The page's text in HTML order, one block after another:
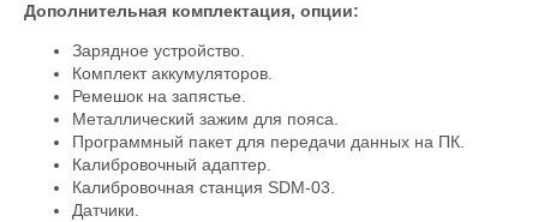
Дополнительная комплектация, опции:
Зарядное устройство.
Комплект аккумуляторов.
Ремешок на запястье.
Металлический зажим для пояса.
Программный пакет для передачи данных на ПК.
Калибровочный адаптер.
Калибровочная станция SDM-03.
Датчики.